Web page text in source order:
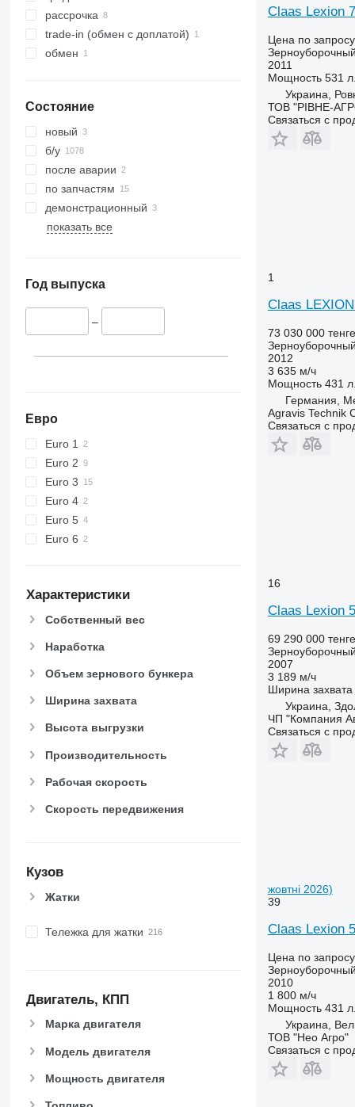
Lexion 6600
Lexion 6700
Lexion 6800
Lexion 7700
Lexion 8600
Lexion 8700
Lexion 8800
9610
9640
9650
9680
9700
9750
M-series
S-series
рассрочка
trade-in (обмен с доплатой)
обмен
Состояние
новый
б/у
после аварии
по запчастям
демонстрационный
показать все
Год выпуска
–
Евро
Euro 1
Euro 2
Euro 3
Euro 4
Euro 5
Euro 6
Характеристики
Собственный вес
Наработка
Объем зернового бункера
Ширина захвата
Высота выгрузки
Производительность
Рабочая скорость
Скорость передвижения
Кузов
Жатки
Тележка для жатки
Двигатель, КПП
Марка двигателя
Модель двигателя
Мощность двигателя
Claas Lexion
Цена по запросу
2011
Мощность 531
Украина,
ТОВ "РІВНЕ-
Связаться с
1
Claas
73 030 000 тенге
2012
3 635 м/ч
Мощность 431
Германия,
Agravis Technik
Связаться с
16
Claas Lexion
69 290 000 тенге
2007
3 189 м/ч
Ширина захвата
Украина,
ЧП "Компания
Связаться с
жовтні 2026)
39
Claas Lexion
Цена по запросу
2010
1 800 м/ч
Мощность 431
Украина,
ТОВ "Нео Агро"
Связаться с